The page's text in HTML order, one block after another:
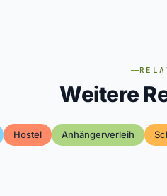
Weitere
Hostel Anhängerverleih